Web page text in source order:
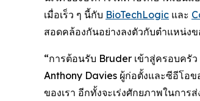
เมื่อเร็ว ๆ นี้กับ BioTechLogic และ
สอดคล้องกันอย่างลงตัวกับตำแหน่ง
“การต้อนรับ Bruder เข้าสู่ครอบครั
Anthony Davies ผู้ก่อตั้งและซีอีโอ
ของเรา อีกทั้งจะเร่งศักยภาพในกา